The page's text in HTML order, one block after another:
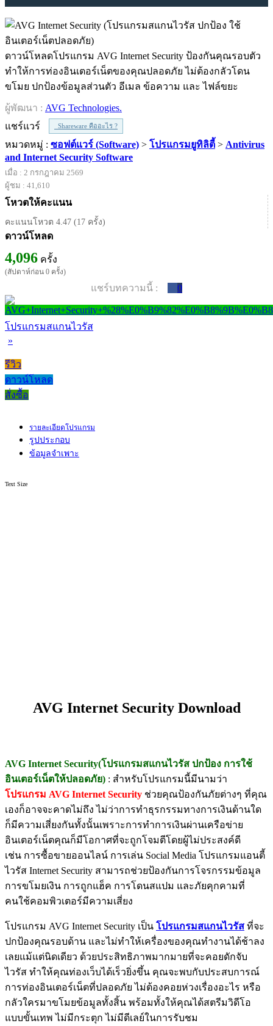
ดาวน์โหลดโปรแกรม AVG Internet Security ป้องกันคุณรอบตัว
ทำให้การท่องอินเตอร์เน็ตของคุณปลอดภัย ไม่ต้องกลัวโดน
ขโมย ปกป้องข้อมูลส่วนตัว อีเมล ข้อความ และ ไฟล์ขยะ
ผู้พัฒนา : AVG Technologies.
แชร์แวร์
Shareware คืออะไร ?
หมวดหมู่ : ซอฟต์แวร์ (Software) > โปรแกรมยูทิลิตี้ > Antivirus
and Internet Security Software
เมื่อ : 2 กรกฎาคม 2569
ผู้ชม : 41,610
โหวตให้คะแนน
คะแนนโหวต 4.47 (17 ครั้ง)
ดาวน์โหลด
4,096 ครั้ง
(สัปดาห์ก่อน 0 ครั้ง)
แชร์บทความนี้ : 0
โปรแกรมสแกนไวรัส
»
รีวิว
ดาวน์โหลด
สั่งซื้อ
รายละเอียดโปรแกรม
รูปประกอบ
ข้อมูลจำเพาะ
Text Size
AVG Internet Security Download
AVG Internet Security(โปรแกรมสแกนไวรัส ปกป้อง การใช้
อินเตอร์เน็ตให้ปลอดภัย) : สำหรับโปรแกรมนี้มีนามว่า
โปรแกรม AVG Internet Security ช่วยคุณป้องกันภัยต่างๆ ที่คุณ
เองก็อาจจะคาดไม่ถึง ไม่ว่าการทำธุรกรรมทางการเงินด้านใด
ก็มีความเสี่ยงกันทั้งนั้นเพราะการทำการเงินผ่านเครือข่าย
อินเตอร์เน็ตคุณก็มีโอกาศที่จะถูกโจมตีโดยผู้ไม่ประสงค์ดี
เช่น การซื้อขายออนไลน์ การเล่น Social Media โปรแกรมแอนตี้
ไวรัส Internet Security สามารถช่วยป้องกันการโจรกรรมข้อมูล
การขโมยเงิน การถูกแฮ็ค การโดนสแปม และภัยคุกคามที่
คนใช้คอมพิวเตอร์มีความเสี่ยง
โปรแกรม AVG Internet Security เป็น โปรแกรมสแกนไวรัส ที่จะ
ปกป้องคุณรอบด้าน และไม่ทำให้เครื่องของคุณทำงานได้ช้าลง
เลยแม้แต่นิดเดียว ด้วยประสิทธิภาพมากมายที่จะคอยดักจับ
ไวรัส ทำให้คุณท่องเว็บได้เร็วยิ่งขึ้น คุณจะพบกับประสบการณ์
การท่องอินเตอร์เน็ตที่ปลอดภัย ไม่ต้องคอยห่วงเรื่องอะไร หรือ
กลัวใครมาขโมยข้อมูลทั้งสิ้น พร้อมทั้งให้คุณได้สตรีมวิดีโอ
แบบขั้นเทพ ไม่มีกระตุก ไม่มีดีเลย์ในการรับชม